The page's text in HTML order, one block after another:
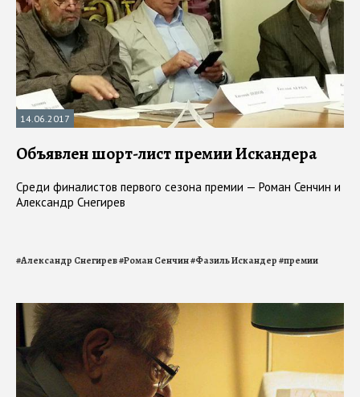
14.06.2017
Объявлен шорт-лист премии Искандера
Среди финалистов первого сезона премии — Роман Сенчин и
Александр Снегирев
#Александр Снегирев#Роман Сенчин#Фазиль Искандер#премии